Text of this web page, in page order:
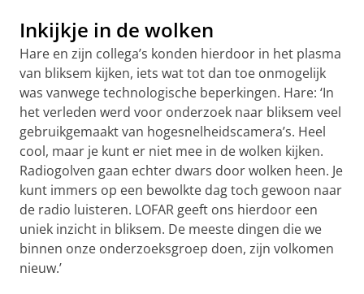
Inkijkje in de wolken
Hare en zijn collega’s konden hierdoor in het plasma
van bliksem kijken, iets wat tot dan toe onmogelijk
was vanwege technologische beperkingen. Hare: ‘In
het verleden werd voor onderzoek naar bliksem veel
gebruikgemaakt van hogesnelheidscamera’s. Heel
cool, maar je kunt er niet mee in de wolken kijken.
Radiogolven gaan echter dwars door wolken heen. Je
kunt immers op een bewolkte dag toch gewoon naar
de radio luisteren. LOFAR geeft ons hierdoor een
uniek inzicht in bliksem. De meeste dingen die we
binnen onze onderzoeksgroep doen, zijn volkomen
nieuw.’